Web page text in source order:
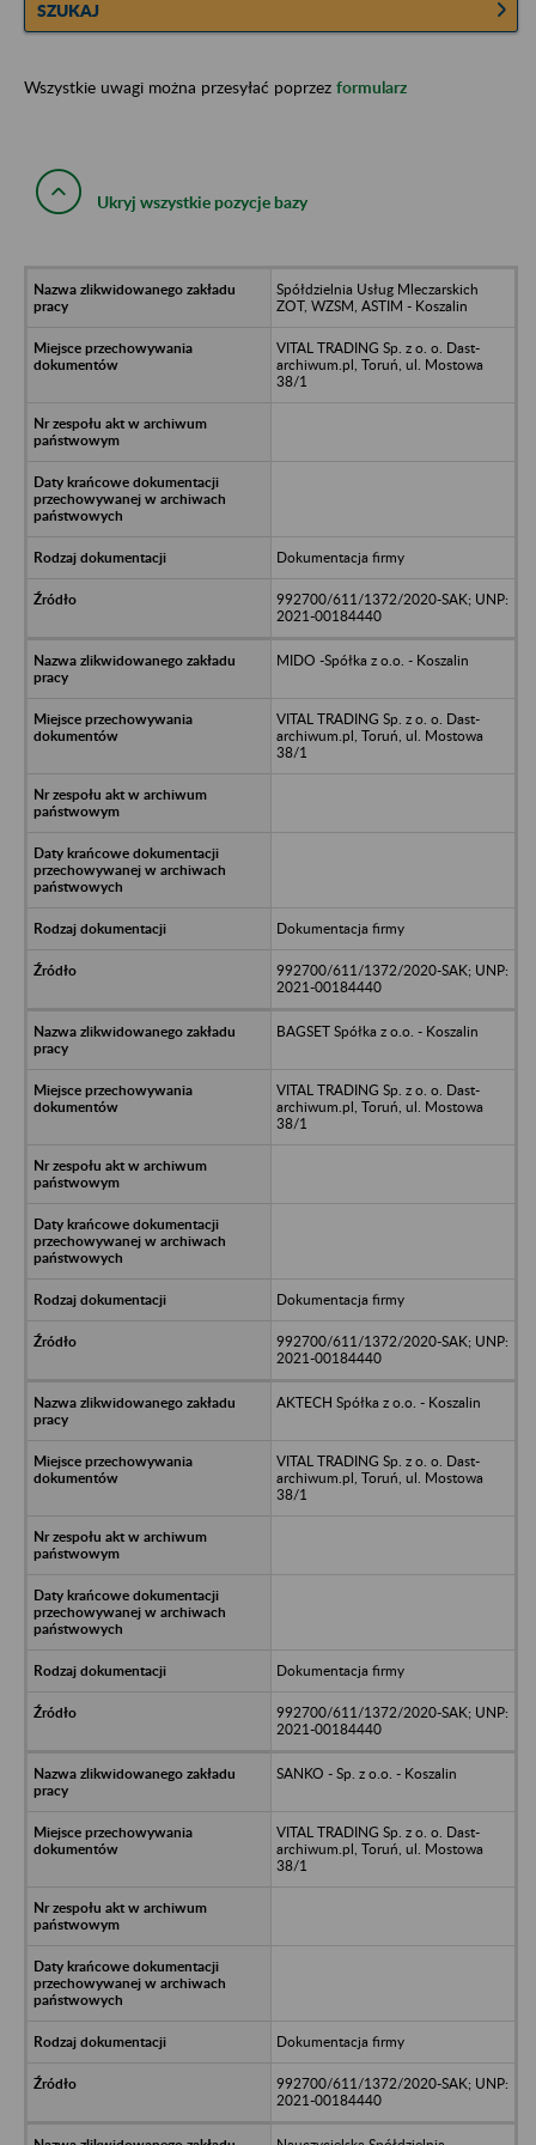
SZUKAJ
Wszystkie uwagi można przesyłać poprzez formularz
Ukryj wszystkie pozycje bazy
Spółdzielnia Usług Mleczarskich
ZOT, WZSM, ASTIM - Koszalin
VITAL TRADING Sp. z o. o. Dast-
archiwum.pl, Toruń, ul. Mostowa
38/1
Dokumentacja firmy
992700/611/1372/2020-SAK; UNP:
2021-00184440
MIDO -Spółka z o.o. - Koszalin
VITAL TRADING Sp. z o. o. Dast-
archiwum.pl, Toruń, ul. Mostowa
38/1
Dokumentacja firmy
992700/611/1372/2020-SAK; UNP:
2021-00184440
BAGSET Spółka z o.o. - Koszalin
VITAL TRADING Sp. z o. o. Dast-
archiwum.pl, Toruń, ul. Mostowa
38/1
Dokumentacja firmy
992700/611/1372/2020-SAK; UNP:
2021-00184440
AKTECH Spółka z o.o. - Koszalin
VITAL TRADING Sp. z o. o. Dast-
archiwum.pl, Toruń, ul. Mostowa
38/1
Dokumentacja firmy
992700/611/1372/2020-SAK; UNP:
2021-00184440
SANKO - Sp. z o.o. - Koszalin
VITAL TRADING Sp. z o. o. Dast-
archiwum.pl, Toruń, ul. Mostowa
38/1
Dokumentacja firmy
992700/611/1372/2020-SAK; UNP:
2021-00184440